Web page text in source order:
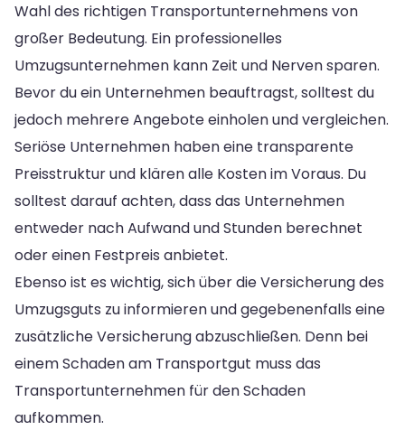
Wahl des richtigen Transportunternehmens von
großer Bedeutung. Ein professionelles
Umzugsunternehmen kann Zeit und Nerven sparen.
Bevor du ein Unternehmen beauftragst, solltest du
jedoch mehrere Angebote einholen und vergleichen.
Seriöse Unternehmen haben eine transparente
Preisstruktur und klären alle Kosten im Voraus. Du
solltest darauf achten, dass das Unternehmen
entweder nach Aufwand und Stunden berechnet
oder einen Festpreis anbietet.
Ebenso ist es wichtig, sich über die Versicherung des
Umzugsguts zu informieren und gegebenenfalls eine
zusätzliche Versicherung abzuschließen. Denn bei
einem Schaden am Transportgut muss das
Transportunternehmen für den Schaden
aufkommen.